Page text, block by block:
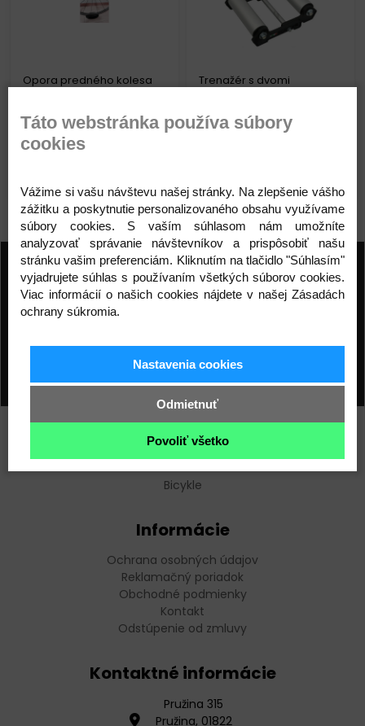
Opora predného kolesa
22,00 €
Trenažér s dvomi
67,00 €
Prihláste sa na odber noviniek
Buďte prvý, kto to vie. Zaregistrujte sa na odber
noviniek ešte dnes
Top kategórie
Bicykle
Informácie
Ochrana osobných údajov
Reklamačný poriadok
Obchodné podmienky
Kontakt
Odstúpenie od zmluvy
Kontaktné informácie
Pružina 315
Pružina, 01822
Táto webstránka používa súbory
cookies
Vážime si vašu návštevu našej stránky. Na zlepšenie vášho
zážitku a poskytnutie personalizovaného obsahu využívame
súbory cookies. S vaším súhlasom nám umožníte
analyzovať správanie návštevníkov a prispôsobiť našu
stránku vašim preferenciám. Kliknutím na tlačidlo "Súhlasím"
vyjadrujete súhlas s používaním všetkých súborov cookies.
Viac informácií o našich cookies nájdete v našej Zásadách
ochrany súkromia.
Nastavenia cookies
Odmietnuť
Povoliť všetko